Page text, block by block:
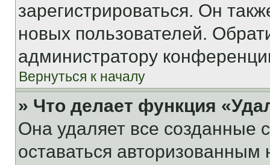
зарегистрироваться. Он
новых пользователей.
администратору
Вернуться к началу
» Что делает функция
Она удаляет все созданные
оставаться